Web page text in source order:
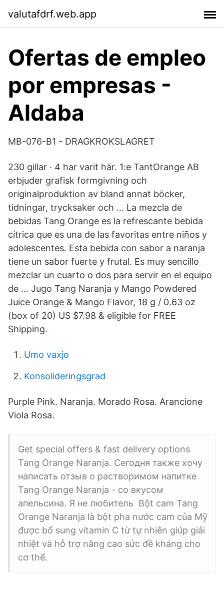
valutafdrf.web.app
Ofertas de empleo
por empresas -
Aldaba
MB-076-B1 - DRAGKROKSLAGRET
230 gillar · 4 har varit här. 1:e TantOrange AB
erbjuder grafisk formgivning och
originalproduktion av bland annat böcker,
tidningar, trycksaker och … La mezcla de
bebidas Tang Orange es la refrescante bebida
cítrica que es una de las favoritas entre niños y
adolescentes. Esta bebida con sabor a naranja
tiene un sabor fuerte y frutal. Es muy sencillo
mezclar un cuarto o dos para servir en el equipo
de … Jugo Tang Naranja y Mango Powdered
Juice Orange & Mango Flavor, 18 g / 0.63 oz
(box of 20) US $7.98 & eligible for FREE
Shipping.
Umo vaxjo
Konsolideringsgrad
Purple Pink. Naranja. Morado Rosa. Arancione
Viola Rosa.
Get special offers & fast delivery options
Tang Orange Naranja. Сегодня также хочу
написать отзыв о растворимом напитке
Tang Orange Naranja - со вкусом
апельсина. Я не любитель Bột cam Tang
Orange Naranja là bột pha nước cam của Mỹ
được bổ sung vitamin C từ tự nhiên giúp giải
nhiệt và hỗ trợ nâng cao sức đề kháng cho
cơ thể.